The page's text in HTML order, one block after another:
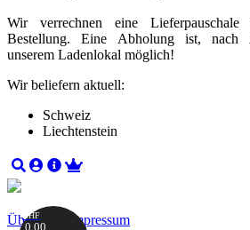
CHF
0.00
Wir verrechnen eine
Bestellung. Eine Abholung ist, nach
unserem Ladenlokal möglich!
Wir beliefern aktuell:
Schweiz
Liechtenstein
Über uns Impressum